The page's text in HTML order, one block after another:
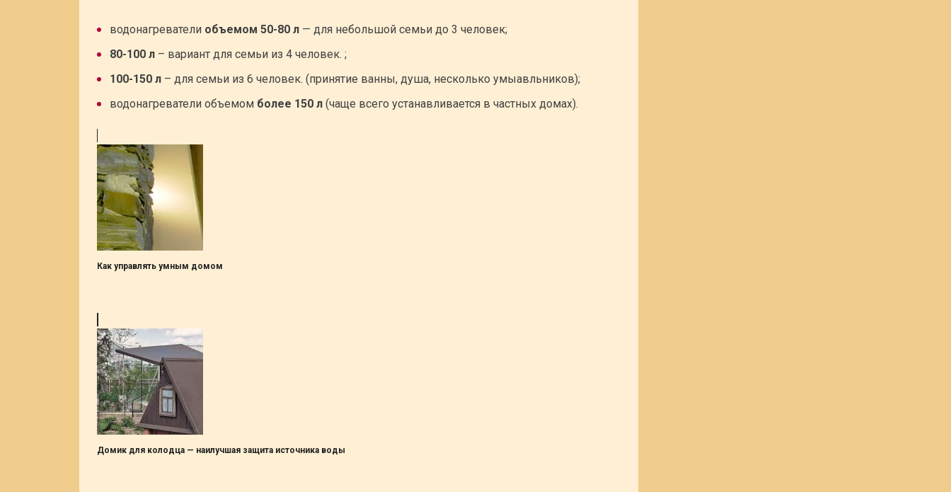
водонагреватели объемом 50-80 л — для небольшой семьи до 3 человек;
80-100 л – вариант для семьи из 4 человек. ;
100-150 л – для семьи из 6 человек. (принятие ванны, душа, несколько умыавльников);
водонагреватели объемом более 150 л (чаще всего устанавливается в частных домах).
Как управлять умным домом
Домик для колодца — наилучшая защита источника воды